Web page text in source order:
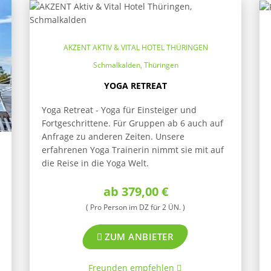
AKZENT AKTIV & VITAL HOTEL THÜRINGEN
Schmalkalden, Thüringen
YOGA RETREAT
Yoga Retreat - Yoga für Einsteiger und
Fortgeschrittene. Für Gruppen ab 6 auch auf
Anfrage zu anderen Zeiten. Unsere
erfahrenen Yoga Trainerin nimmt sie mit auf
die Reise in die Yoga Welt.
ab 379,00 €
( Pro Person im DZ für 2 ÜN. )
ZUM ANBIETER
Freunden empfehlen